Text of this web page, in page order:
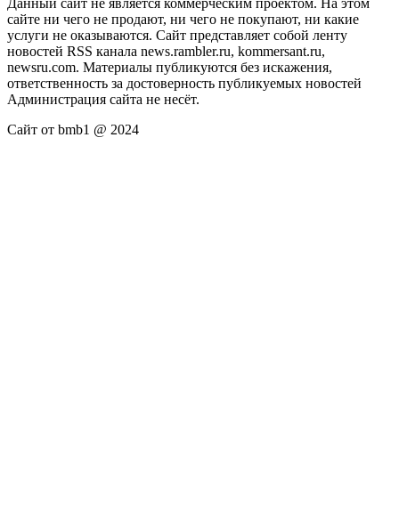
сайте ни чего не продают, ни чего не покупают, ни какие
услуги не оказываются. Сайт представляет собой ленту
новостей RSS канала news.rambler.ru, kommersant.ru,
newsru.com. Материалы публикуются без искажения,
ответственность за достоверность публикуемых новостей
Администрация сайта не несёт.
Сайт от bmb1 @ 2024